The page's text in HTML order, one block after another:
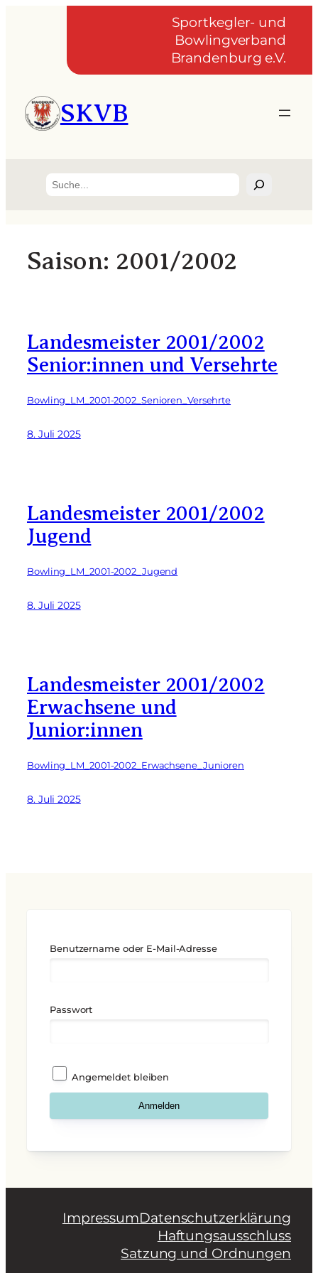
Sportkegler- und
Bowlingverband
Brandenburg e.V.
SKVB
Suchen
Saison: 2001/2002
Landesmeister 2001/2002
Senior:innen und Versehrte
Bowling_LM_2001-2002_Senioren_Versehrte
8. Juli 2025
Landesmeister 2001/2002
Jugend
Bowling_LM_2001-2002_Jugend
8. Juli 2025
Landesmeister 2001/2002
Erwachsene und
Junior:innen
Bowling_LM_2001-2002_Erwachsene_Junioren
8. Juli 2025
Benutzername oder E-Mail-Adresse
Passwort
Angemeldet bleiben
ImpressumDatenschutzerklärung
Haftungsausschluss
Satzung und Ordnungen